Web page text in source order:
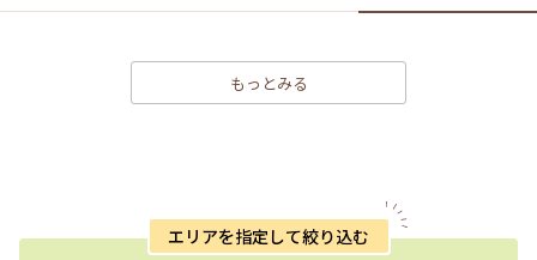
もっとみる
エリアを指定して絞り込む